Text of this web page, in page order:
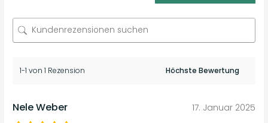
1-1 von 1 Rezension
Nele Weber 17. Januar 2025